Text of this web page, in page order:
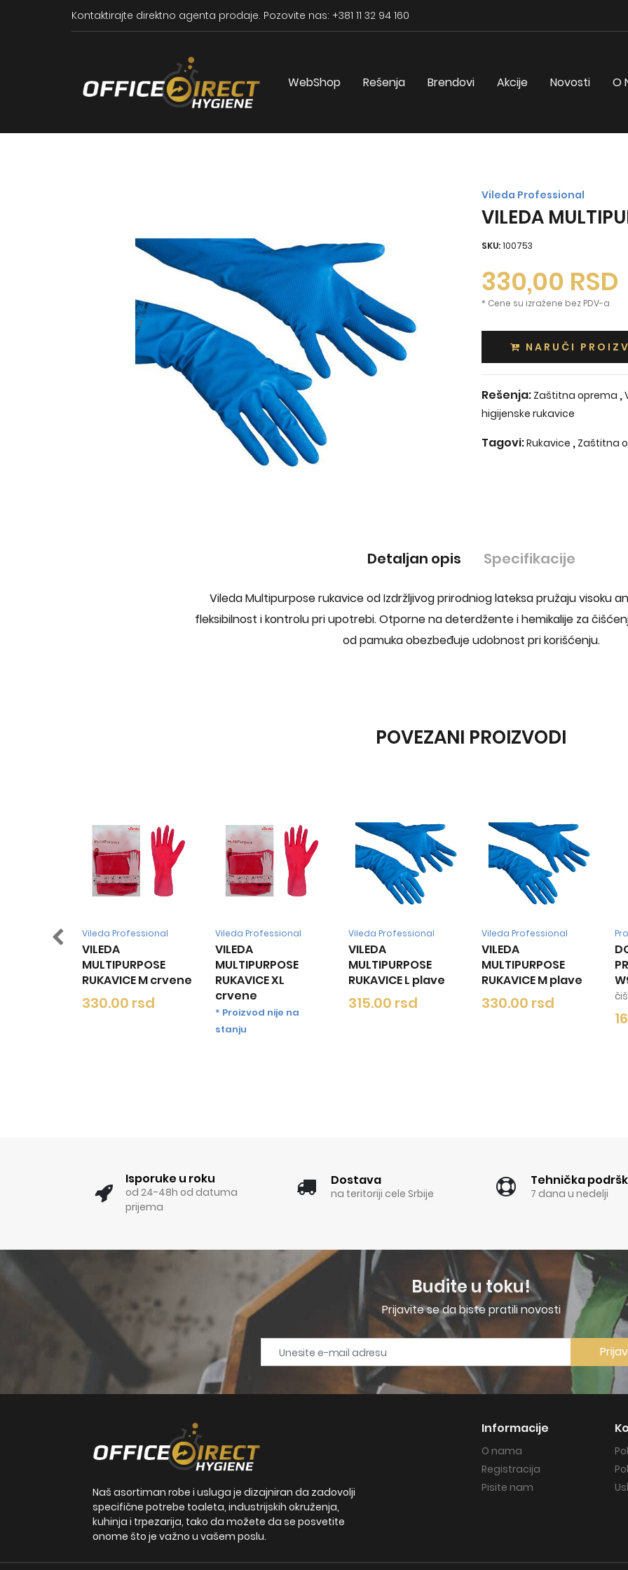
Kontaktirajte direktno agenta prodaje. Pozovite nas: +381 11 32 94 160
WebShop Rešenja Brendovi Akcije Novosti O
Vileda Professional
VILEDA
SKU:100753
330,00 RSD
* Cene su izražene bez PDV-a
NARUČI
Rešenja: Zaštitna oprema ,
higijenske rukavice
Tagovi:Rukavice , Zaštitna
Detaljan opis Specifikacije
Vileda Multipurpose rukavice od Izdržljivog prirodniog lateksa pružaju visoku
fleksibilnost i kontrolu pri upotrebi. Otporne na deterdžente i hemikalije za
od pamuka obezbeđuje udobnost pri korišćenju.
POVEZANI PROIZVODI
Professional
M crvene
Vileda Professional
MULTIPURPOSE
RUKAVICE XL
crvene
* Proizvod nije na
Vileda Professional
MULTIPURPOSE
RUKAVICE L plave
Vileda Professional
MULTIPURPOSE
RUKAVICE M plave
330.00 rsd
Proformula by
PROFORMULA
W928 5L.-
čišćenje
Isporuke u roku
od 24-48h od datuma
prijema
Dostava
na teritoriji cele Srbije
Tehnička
7 dana u nedelji
Budite u toku!
Prijavite se da biste pratili novosti
Naš asortiman robe i usluga je dizajniran da zadovolji
specifične potrebe toaleta, industrijskih okruženja,
kuhinja i trpezarija, tako da možete da se posvetite
onome što je važno u vašem poslu.
Informacije
O nama
Registracija
Pisite nam